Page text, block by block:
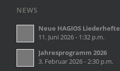
NEWS
Neue HAGIOS Liederhefte
11. Juni 2026 - 1:32 p.m.
Jahresprogramm 2026
3. Februar 2026 - 2:30 p.m.